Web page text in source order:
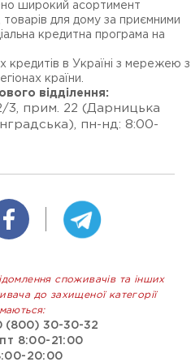
широкий асортимент
товарів для дому за приємними
кредитна програма на
кредитів в Україні з мережею з
країни.
відділення:
3, прим. 22 (Дарницька
пн-нд: 8:00-
споживачів та інших
до захищеної категорії
(800) 30-30-32
8:00-21:00
20:00